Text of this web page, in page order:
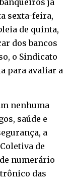
sexta-feira,
de quinta,
dos bancos
o Sindicato
para avaliar a
nenhuma
saúde e
a
de
numerário
das